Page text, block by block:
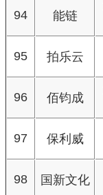
94 能链
95 拍乐云
96 佰钧成
97 保利威
98 国新文化